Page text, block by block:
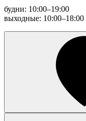
будни: 10:00–19:00
выходные: